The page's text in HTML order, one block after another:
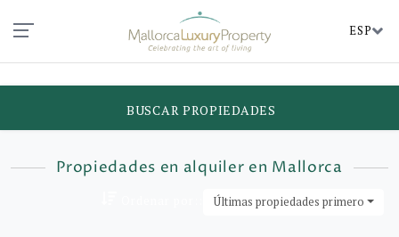
ESP
BUSCAR PROPIEDADES
Propiedades en alquiler en Mallorca
Últimas propiedades primero